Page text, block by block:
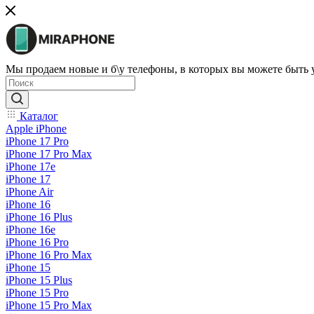
Мы продаем новые и б\у телефоны, в которых вы можете быть
Каталог
Apple iPhone
iPhone 17 Pro
iPhone 17 Pro Max
iPhone 17e
iPhone 17
iPhone Air
iPhone 16
iPhone 16 Plus
iPhone 16e
iPhone 16 Pro
iPhone 16 Pro Max
iPhone 15
iPhone 15 Plus
iPhone 15 Pro
iPhone 15 Pro Max